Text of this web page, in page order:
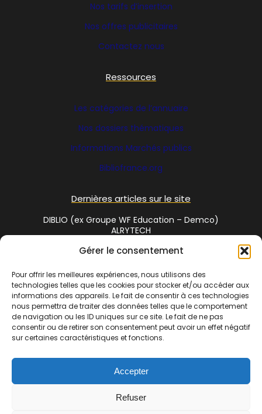
Gérer le consentement
Pour offrir les meilleures expériences, nous utilisons des
technologies telles que les cookies pour stocker et/ou accéder aux
informations des appareils. Le fait de consentir à ces technologies
nous permettra de traiter des données telles que le comportement
de navigation ou les ID uniques sur ce site. Le fait de ne pas
consentir ou de retirer son consentement peut avoir un effet négatif
sur certaines caractéristiques et fonctions.
Accepter
Refuser
Nos tarifs d’insertion
Nos offres publicitaires
Contactez nous
Ressources
Les catégories de l’annuaire
Nos dossiers thématiques
Informations Marchés publics
Bibliofrance.org
Dernières articles sur le site
DIBLIO (ex Groupe WF Education – Demco)
ALRYTECH
Social Media
Twitter
Cet annuaire est une réalisation deBibliofrance.org, site
coopératif de bibliothécaires | La commercialisation de cet
espace est assuré parwww.bibliosud.org Association Loi 1901
enregistrée sous le RNA N° W342002610 – N° Siret 838 720 191
00017 – Adresse : 1 chemin des gandials 34260 Ceilhes et
Rocozels | Copyright © 2007-2024 Bibliofrance.org. Tous droits